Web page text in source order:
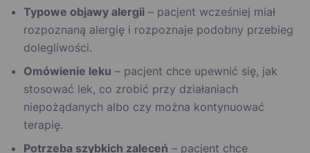
Typowe objawy alergii – pacjent wcześniej miał
rozpoznaną alergię i rozpoznaje podobny przebieg
dolegliwości.
Omówienie leku – pacjent chce upewnić się, jak
stosować lek, co zrobić przy działaniach
niepożądanych albo czy można kontynuować
terapię.
Potrzeba szybkich zaleceń – pacjent chce